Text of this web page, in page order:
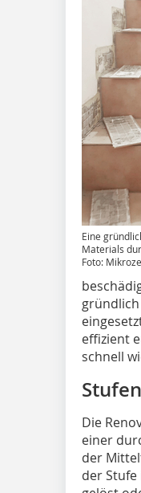
Eine
Materials
Foto:
effizient
schnell
Die
einer
der
der